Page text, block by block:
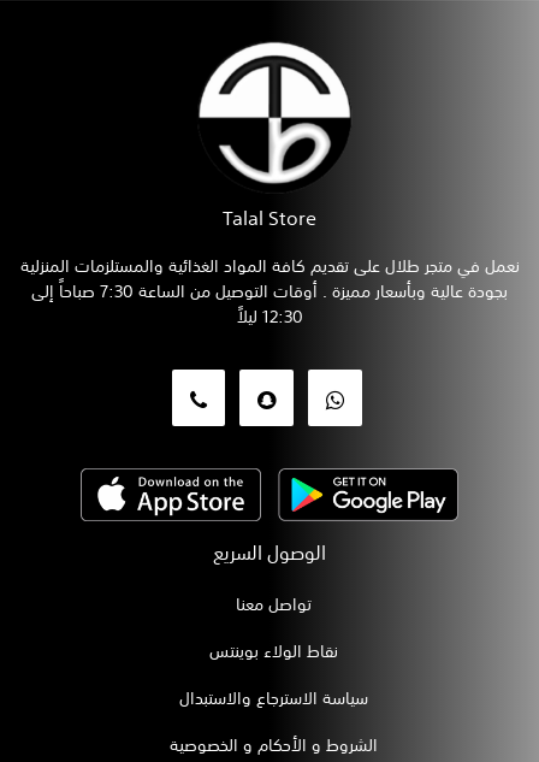
Talal Store
نعمل في متجر طلال على تقديم كافة المواد الغذائية والمستلزمات المنزلية
بجودة عالية وبأسعار مميزة . أوقات التوصيل من الساعة 7:30 صباحاً إلى
12:30 ليلاً
الوصول السريع
تواصل معنا
نقاط الولاء بوينتس
سياسة الاسترجاع والاستبدال
الشروط و الأحكام و الخصوصية